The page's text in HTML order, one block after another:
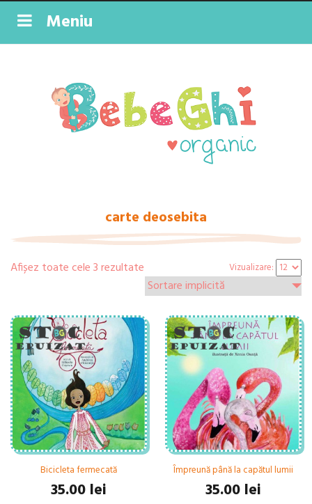
Meniu
carte deosebita
Afișez toate cele 3 rezultate Vizualizare:
Bicicleta fermecată
35.00 lei
Împreună până la capătul lumii
35.00 lei